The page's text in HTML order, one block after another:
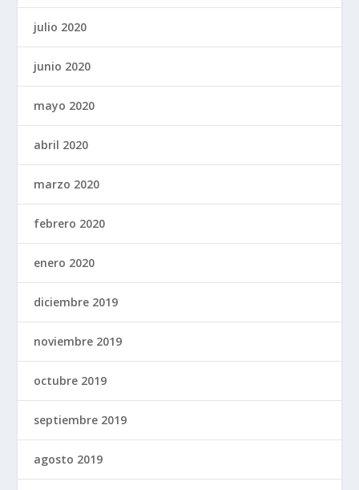
julio 2020
junio 2020
mayo 2020
abril 2020
marzo 2020
febrero 2020
enero 2020
diciembre 2019
noviembre 2019
octubre 2019
septiembre 2019
agosto 2019